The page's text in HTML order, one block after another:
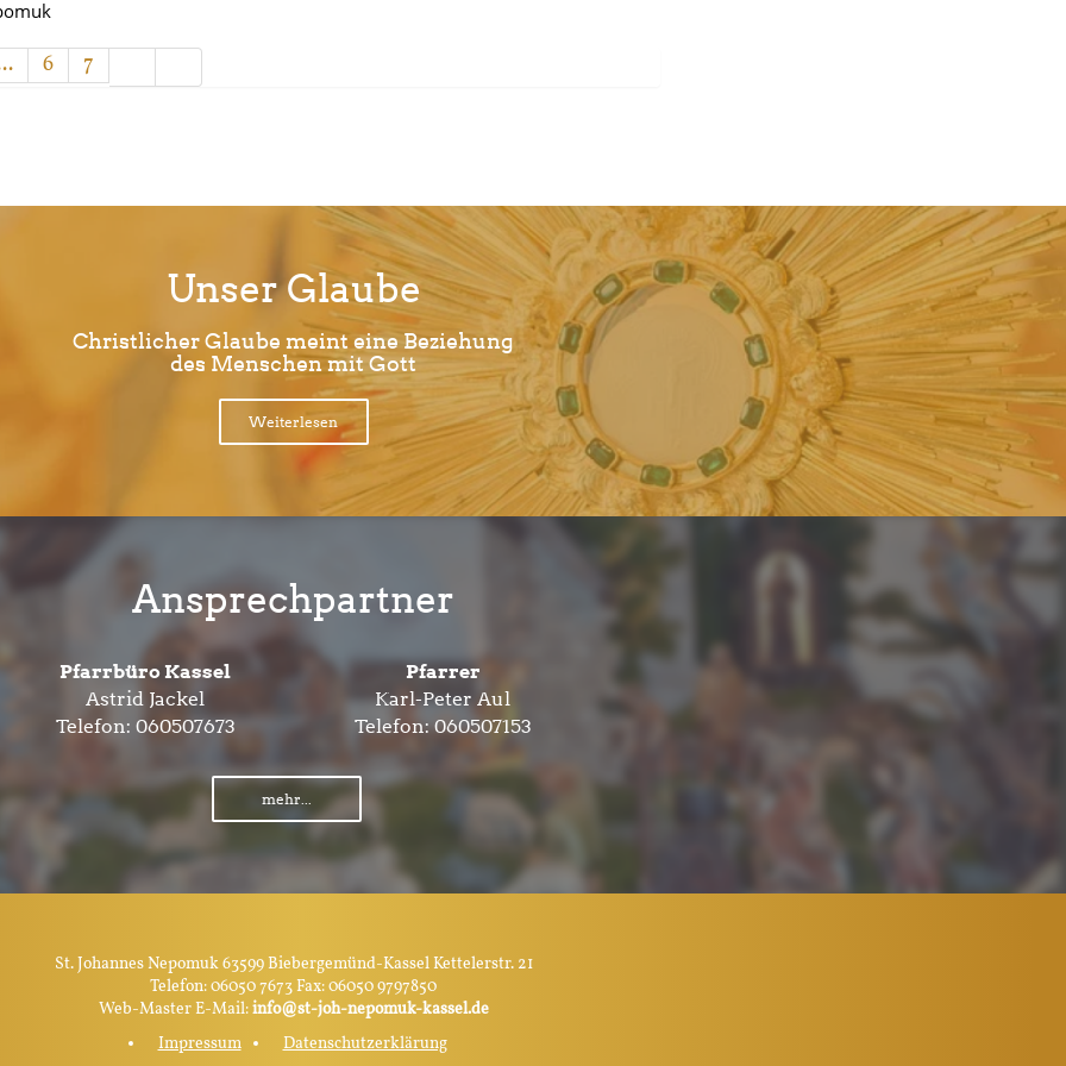
6 7
Unser Glaube
Christlicher Glaube meint eine Beziehung
des Menschen mit Gott
Weiterlesen
Ansprechpartner
Pfarrbüro Kassel
Astrid Jackel
Telefon: 060507673
Pfarrer
Karl-Peter Aul
Telefon:060507153
mehr...
St. Johannes Nepomuk 63599 Biebergemünd-Kassel Kettelerstr. 21
Telefon: 06050 7673 Fax: 06050 9797850
Web-Master E-Mail:info@st-joh-nepomuk-kassel.de
Impressum
Datenschutzerklärung